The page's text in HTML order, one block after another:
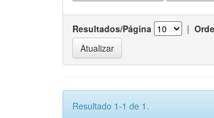
Resultados/Página |
Resultado 1-1 de 1.